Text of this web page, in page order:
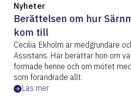
Nyheter
Berättelsen om hur
kom till
Cecilia Ekholm är medgrundare
Assistans. Här berättar hon om
formade henne och om mötet
som förändrade allt.
Läs mer